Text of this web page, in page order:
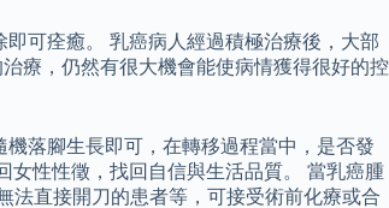
可痊癒。 乳癌病人經過積極治療後，大部
療，仍然有很大機會能使病情獲得很好的控
落腳生長即可，在轉移過程當中，是否發
女性性徵，找回自信與生活品質。 當乳癌腫
法直接開刀的患者等，可接受術前化療或合